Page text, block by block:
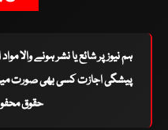
ہم نیوز پر شائع یا نشر ہونے والا
پیشگی اجازت کسی بھی صورت میں
حقوق محفوظ